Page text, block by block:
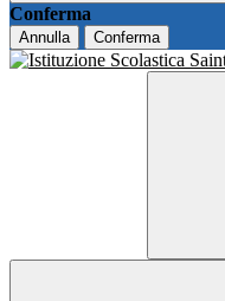
Conferma
Annulla Conferma